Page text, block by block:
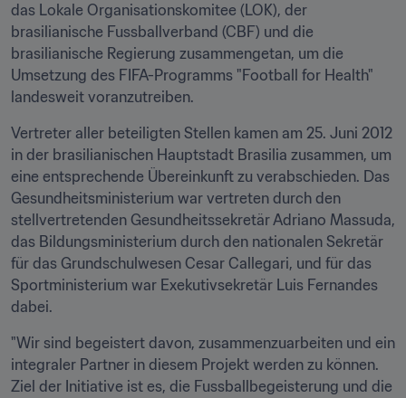
das Lokale Organisationskomitee (LOK), der
brasilianische Fussballverband (CBF) und die
brasilianische Regierung zusammengetan, um die
Umsetzung des FIFA-Programms "Football for Health"
landesweit voranzutreiben.
Vertreter aller beteiligten Stellen kamen am 25. Juni 2012
in der brasilianischen Hauptstadt Brasilia zusammen, um
eine entsprechende Übereinkunft zu verabschieden. Das
Gesundheitsministerium war vertreten durch den
stellvertretenden Gesundheitssekretär Adriano Massuda,
das Bildungsministerium durch den nationalen Sekretär
für das Grundschulwesen Cesar Callegari, und für das
Sportministerium war Exekutivsekretär Luis Fernandes
dabei.
"Wir sind begeistert davon, zusammenzuarbeiten und ein
integraler Partner in diesem Projekt werden zu können.
Ziel der Initiative ist es, die Fussballbegeisterung und die